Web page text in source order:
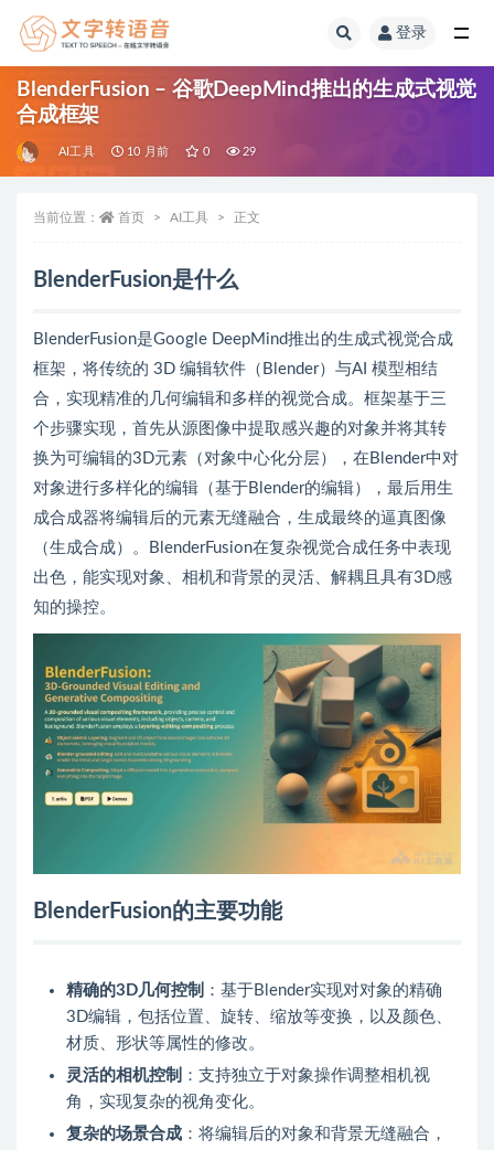
登录
BlenderFusion – 谷歌DeepMind推出的生成式视觉
合成框架
AI工具 10 月前 0 29
当前位置： 首页 AI工具 正文
BlenderFusion是什么
BlenderFusion是Google DeepMind推出的生成式视觉合成
框架，将传统的 3D 编辑软件（Blender）与AI 模型相结
合，实现精准的几何编辑和多样的视觉合成。框架基于三
个步骤实现，首先从源图像中提取感兴趣的对象并将其转
换为可编辑的3D元素（对象中心化分层），在Blender中对
对象进行多样化的编辑（基于Blender的编辑），最后用生
成合成器将编辑后的元素无缝融合，生成最终的逼真图像
（生成合成）。BlenderFusion在复杂视觉合成任务中表现
出色，能实现对象、相机和背景的灵活、解耦且具有3D感
知的操控。
BlenderFusion的主要功能
精确的3D几何控制 ：基于Blender实现对对象的精确
3D编辑，包括位置、旋转、缩放等变换，以及颜色、
材质、形状等属性的修改。
灵活的相机控制 ：支持独立于对象操作调整相机视
角，实现复杂的视角变化。
复杂的场景合成 ：将编辑后的对象和背景无缝融合，